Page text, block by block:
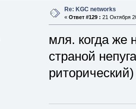
Re: KGC networks
« Ответ #129 : 21 Октября
мля. когда же
страной
риторический)